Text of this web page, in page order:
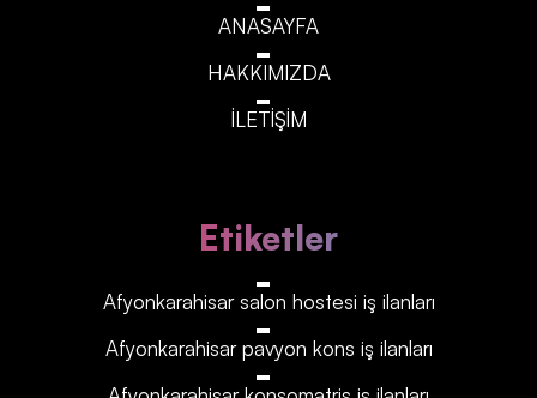
ANASAYFA
HAKKIMIZDA
İLETİŞİM
Etiketler
Afyonkarahisar‎‎‎‎ salon hostesi iş ilanları
Afyonkarahisar‎‎‎‎ pavyon kons iş ilanları